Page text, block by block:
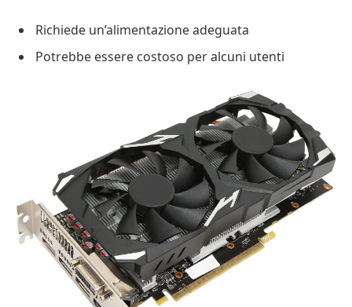
Richiede un’alimentazione adeguata
Potrebbe essere costoso per alcuni utenti